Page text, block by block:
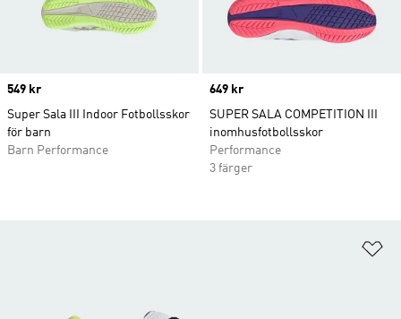
Price
549 kr
Super Sala III Indoor Fotbollsskor
för barn
Barn Performance
Price
649 kr
SUPER SALA COMPETITION III
inomhusfotbollsskor
Performance
3 färger